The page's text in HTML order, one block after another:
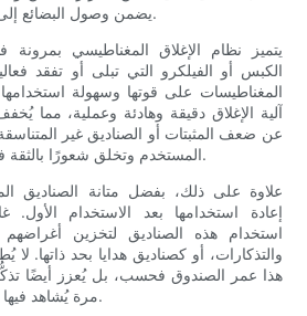
يضمن وصول البضائع إلى المستهلكين بحالةٍ سليمة.
يتميز نظام الإغلاق المغناطيسي
الكبس أو الفيلكرو التي تبلى أو تفقد
المغناطيسات على قوتها وسهولة استخدامها
آلية الإغلاق دقيقة وهادئة وعملية، مما
عن ضعف المثبتات أو الصناديق غير
المستخدم وتخلق شعورًا بالثقة في جودة المنتج بشكل عام.
علاوة على ذلك، بفضل متانة الصناديق
إعادة استخدامها بعد الاستخدام الأول.
استخدام هذه الصناديق لتخزين
والتذكارات، أو كصناديق هدايا بحد ذاتها. لا
هذا عمر الصندوق فحسب، بل يُعزز أيضًا
مرة يُشاهد فيها العميل الصندوق أو يلمسه.